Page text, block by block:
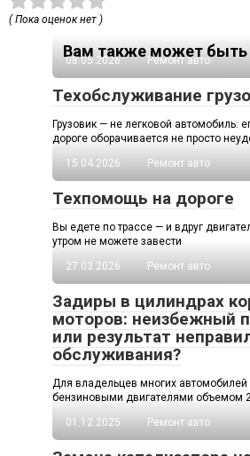
( Пока оценок нет )
Вам также может быть
08.05.2026 Ремонт авто
Техобслуживание
Грузовик — не легковой автомобиль:
дороге оборачивается не просто
15.04.2026
Ремонт авто
Техпомощь на дороге
Вы едете по трассе — и вдруг
утром не можете завести
27.03.2026
Ремонт авто
Задиры в цилиндрах
моторов: неизбежный
или результат
обслуживания?
Для владельцев многих автомобилей
бензиновыми двигателями объемом
01.12.2025
Ремонт авто